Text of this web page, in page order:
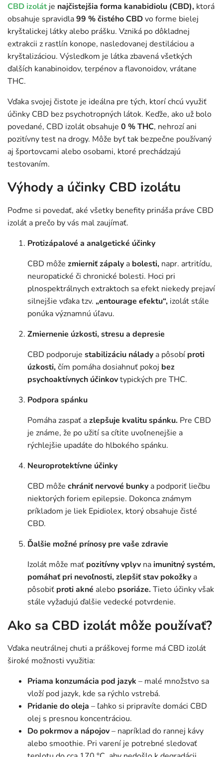
CBD izolát je najčistejšia forma kanabidiolu (CBD), ktorá
obsahuje spravidla99 % čistého CBDvo forme bielej
kryštalickej látky alebo prášku. Vzniká po dôkladnej
extrakcii z rastlín konope, nasledovanej destiláciou a
kryštalizáciou. Výsledkom je látka zbavená všetkých
ďalších kanabinoidov, terpénov a flavonoidov, vrátane
THC.
Vďaka svojej čistote je ideálna pre tých, ktorí chcú využiť
účinky CBD bez psychotropných látok. Keďže, ako už bolo
povedané, CBD izolát obsahuje 0 % THC, nehrozí ani
pozitívny test na drogy. Môže byť tak bezpečne používaný
aj športovcami alebo osobami, ktoré prechádzajú
testovaním.
Výhody a účinky CBD izolátu
Poďme si povedať, aké všetky benefity prináša práve CBD
izolát a prečo by vás mal zaujímať.
Protizápalové a analgetické účinky
CBD môže zmierniť zápaly a bolesti, napr. artritídu,
neuropatické či chronické bolesti. Hoci pri
plnospektrálnych extraktoch sa efekt niekedy prejaví
silnejšie vďaka tzv. „entourage efektu“, izolát stále
ponúka významnú úľavu.
Zmiernenie úzkosti, stresu a depresie
CBD podporuje stabilizáciu nálady a pôsobí proti
úzkosti,čím pomáha dosiahnuť pokoj bez
psychoaktívnych účinkovtypických pre THC.
Podpora spánku
Pomáha zaspať azlepšuje kvalitu spánku. Pre CBD
je známe, že po užití sa cítite uvoľnenejšie a
rýchlejšie upadáte do hlbokého spánku.
Neuroprotektívne účinky
CBD môže chrániť nervové bunky a podporiť liečbu
niektorých foriem epilepsie. Dokonca známym
príkladom je liek Epidiolex, ktorý obsahuje čisté
CBD.
Ďalšie možné prínosy pre vaše zdravie
Izolát môže mať pozitívny vplyv naimunitný systém,
pomáhať pri nevoľnosti, zlepšiť stav pokožky a
pôsobiť proti akné alebo psoriáze. Tieto účinky však
stále vyžadujú ďalšie vedecké potvrdenie.
Ako sa CBD izolát môže používať?
Vďaka neutrálnej chuti a práškovej forme má CBD izolát
široké možnosti využitia:
Priama konzumácia pod jazyk – malé množstvo sa
vloží pod jazyk, kde sa rýchlo vstrebá.
Pridanie do oleja – ľahko si pripravíte domáci CBD
olej s presnou koncentráciou.
Do pokrmov a nápojov– napríklad do rannej kávy
alebo smoothie. Pri varení je potrebné sledovať